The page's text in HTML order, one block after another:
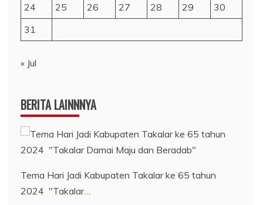
24
25 26 27 28 29
30
31
« Jul
BERITA LAINNNYA
Tema Hari Jadi Kabupaten Takalar ke 65 tahun
2024 "Takalar…